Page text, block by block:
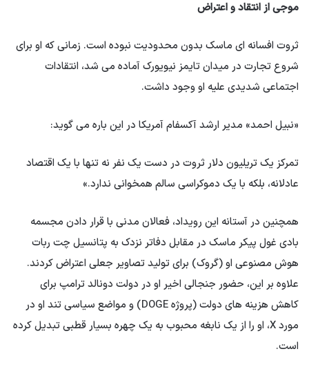
موجی از انتقاد و اعتراض
ثروت افسانه ای ماسک بدون محدودیت نبوده است. زمانی که او برای
شروع تجارت در میدان تایمز نیویورک آماده می شد، انتقادات
اجتماعی شدیدی علیه او وجود داشت.
«نبیل احمد» مدیر ارشد آکسفام آمریکا در این باره می گوید:
تمرکز یک تریلیون دلار ثروت در دست یک نفر نه تنها با یک اقتصاد
عادلانه، بلکه با یک دموکراسی سالم همخوانی ندارد.»
همچنین در آستانه این رویداد، فعالان مدنی با قرار دادن مجسمه
بادی غول پیکر ماسک در مقابل دفاتر نزدک به پتانسیل چت ربات
هوش مصنوعی او (گروک) برای تولید تصاویر جعلی اعتراض کردند.
علاوه بر این، حضور جنجالی اخیر او در دولت دونالد ترامپ برای
کاهش هزینه های دولت (پروژه DOGE) و مواضع سیاسی تند او در
مورد X، او را از یک نابغه محبوب به یک چهره بسیار قطبی تبدیل کرده
است.